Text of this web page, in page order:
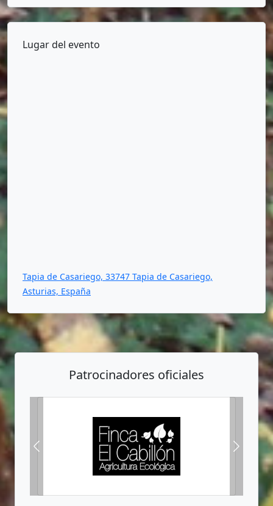
Lugar del evento
Tapia de Casariego, 33747 Tapia de Casariego,
Asturias, España
Patrocinadores oficiales